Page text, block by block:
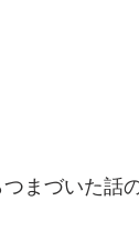
まづいた話